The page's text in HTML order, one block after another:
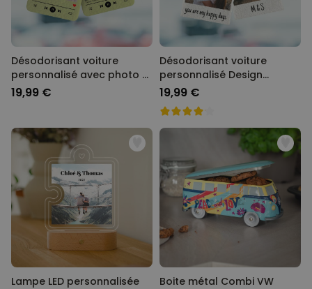
Désodorisant voiture
personnalisé avec photo et
chanson - Lot de 2
19,99 €
Désodorisant voiture
personnalisé Design
Polaroïd - Lot de 2
19,99 €
Lampe LED personnalisée
Boite métal Combi VW